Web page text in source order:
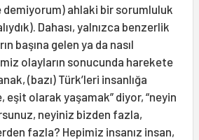
demiyorum) ahlaki bir sorumluluk
Dahası, yalnızca benzerlik
başına gelen ya da nasıl
olayların sonucunda harekete
(bazı) Türk’leri insanlığa
eşit olarak yaşamak” diyor, “neyin
neyiniz bizden fazla,
fazla? Hepimiz insanız insan,